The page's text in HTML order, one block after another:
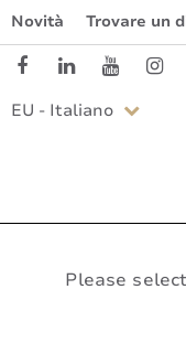
Novità Trovare un
EU - Italiano
Please